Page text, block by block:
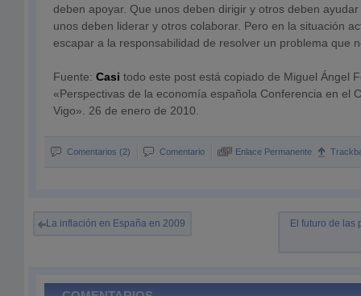
deben apoyar. Que unos deben dirigir y otros deben
unos deben liderar y otros colaborar. Pero en la situación
escapar a la responsabilidad de resolver un problema que
Fuente: Casi todo este post está copiado de Miguel Ángel
«Perspectivas de la economía española Conferencia en el
Vigo». 26 de enero de 2010.
Comentarios (2) Comentario Enlace Permanente
La inflación en España en 2009 El futuro de las